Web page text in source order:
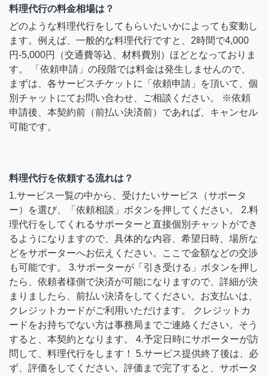
料理代行の料金相場は？
どのような料理代行をしてもらいたいかによっても変動し
ます。例えば、一般的な料理代行ですと、2時間で4,000
円-5,000円（交通費等込、材料費別）ほどとなっておりま
す。 「依頼申請」の段階では料金は発生しませんので、
まずは、各サービスチケットに「依頼申請」を頂いて、個
別チャットにてお問い合わせ、ご相談ください。 ※依頼
申請後、本契約前（前払い決済前）であれば、キャンセル
可能です。
料理代行を依頼する流れは？
1.サービス一覧の中から、受けたいサービス（サポータ
ー）を選び、「依頼相談」ボタンを押してください。 2.料
理代行をしてくれるサポーターと直接個別チャットができ
るようになりますので、具体的な内容、希望日時、場所な
どをサポーターへお伝えください。ここで金額などの交渉
も可能です。 3.サポーターが「引き受ける」ボタンを押し
たら、依頼者様側で決済が可能になりますので、詳細が決
まりましたら、前払い決済をしてください。お支払いは、
クレジットカードがご利用いただけます。 クレジットカ
ードをお持ちでない方は事務局までご連絡ください。そう
すると、本契約となります。 4.予定日時にサポーターが訪
問して、料理代行をします！ 5.サービス提供終了後は、必
ず、評価をしてください。評価まで完了すると、サポータ